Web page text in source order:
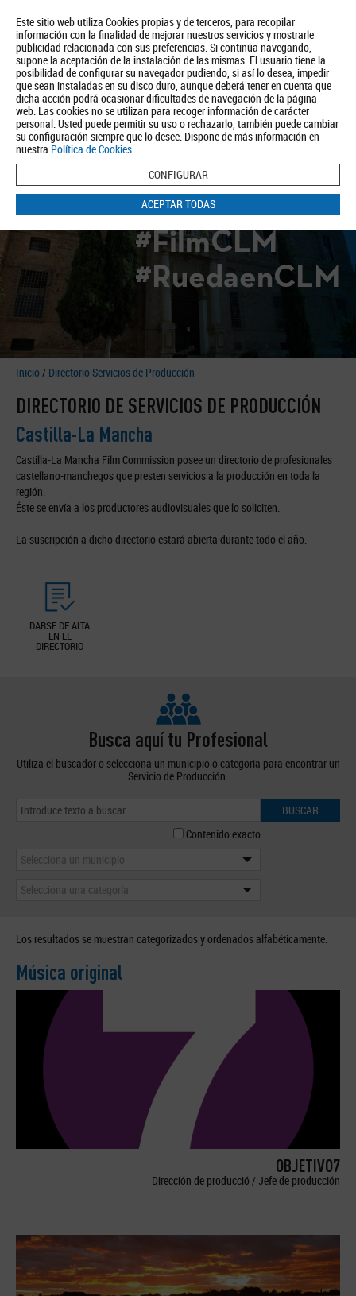
Este sitio web utiliza Cookies propias y de terceros, para recopilar
información con la finalidad de mejorar nuestros servicios y mostrarle
publicidad relacionada con sus preferencias. Si continúa navegando,
supone la aceptación de la instalación de las mismas. El usuario tiene la
posibilidad de configurar su navegador pudiendo, si así lo desea, impedir
que sean instaladas en su disco duro, aunque deberá tener en cuenta que
dicha acción podrá ocasionar dificultades de navegación de la página
web. Las cookies no se utilizan para recoger información de carácter
personal. Usted puede permitir su uso o rechazarlo, también puede cambiar
su configuración siempre que lo desee. Dispone de más información en
nuestra Política de Cookies.
CONFIGURAR
ACEPTAR TODAS
Quiénes somos Turismo Política de Privacidad Aviso Legal
Política de Cookies
BUSCAR
#FilmCLM
#RuedaenCLM
Inicio / Directorio Servicios de Producción
DIRECTORIO DE SERVICIOS DE PRODUCCIÓN
Castilla-La Mancha
Castilla-La Mancha Film Commission posee un directorio de profesionales
castellano-manchegos que presten servicios a la producción en toda la
región.
Éste se envía a los productores audiovisuales que lo soliciten.
La suscripción a dicho directorio estará abierta durante todo el año.
DARSE DE ALTA
EN EL
DIRECTORIO
Busca aquí tu Profesional
Utiliza el buscador o selecciona un municipio o categoría para encontrar un
Servicio de Producción.
BUSCAR
Contenido exacto
Selecciona un municipio
Selecciona una categoría
Los resultados se muestran categorizados y ordenados alfabéticamente.
Música original
OBJETIVO7
Dirección de producció / Jefe de producción